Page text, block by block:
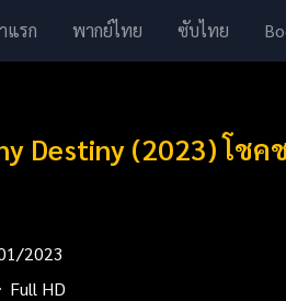
แรก พากย์ไทย ซับไทย
Destiny (2023) โ
2023
Full HD